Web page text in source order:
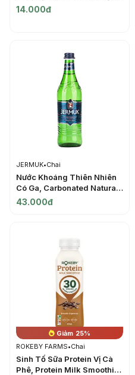
MAGGI
14.000đ
JERMUK•Chai
Nước Khoáng Thiên Nhiên
Có Ga, Carbonated Natural
Mineral Water (0.5L) -
43.000đ
Giảm 25%
ROKEBY FARMS•Chai
Sinh Tố Sữa Protein Vị Cà
Phê, Protein Milk Smoothie,